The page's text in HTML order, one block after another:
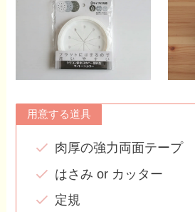
用意する道具
肉厚の強力両面テープ
はさみ or カッター
定規